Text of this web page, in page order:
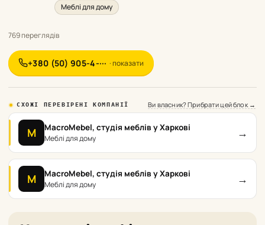
Меблі для дому
769 переглядів
+380 (50) 905-4-··· · показати
СХОЖІ ПЕРЕВІРЕНІ КОМПАНІЇ Ви власник? Прибрати цей блок →
M MacroMebel, студія меблів у Харкові
Меблі для дому →
M MacroMebel, студія меблів у Харкові
Меблі для дому →